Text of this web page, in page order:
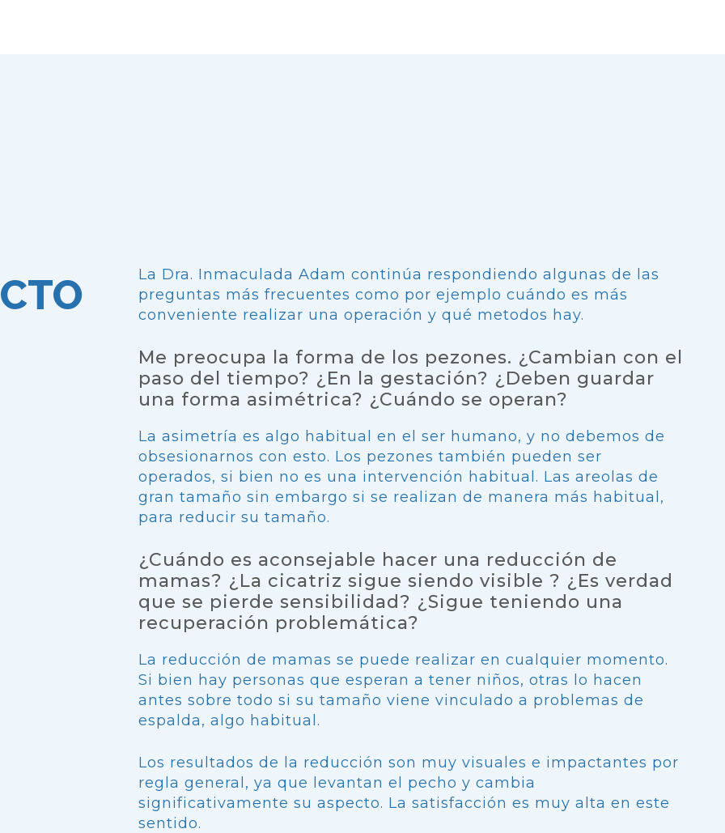
La Dra. Inmaculada Adam continúa respondiendo algunas de las
preguntas más frecuentes como por ejemplo cuándo es más
conveniente realizar una operación y qué metodos hay.
Me preocupa la forma de los pezones. ¿Cambian con el
paso del tiempo? ¿En la gestación? ¿Deben guardar
una forma asimétrica? ¿Cuándo se operan?
La asimetría es algo habitual en el ser humano, y no debemos de
obsesionarnos con esto. Los pezones también pueden ser
operados, si bien no es una intervención habitual. Las areolas de
gran tamaño sin embargo si se realizan de manera más habitual,
para reducir su tamaño.
¿Cuándo es aconsejable hacer una reducción de
mamas? ¿La cicatriz sigue siendo visible ? ¿Es verdad
que se pierde sensibilidad? ¿Sigue teniendo una
recuperación problemática?
La reducción de mamas se puede realizar en cualquier momento.
Si bien hay personas que esperan a tener niños, otras lo hacen
antes sobre todo si su tamaño viene vinculado a problemas de
espalda, algo habitual.
Los resultados de la reducción son muy visuales e impactantes por
regla general, ya que levantan el pecho y cambia
significativamente su aspecto. La satisfacción es muy alta en este
sentido.